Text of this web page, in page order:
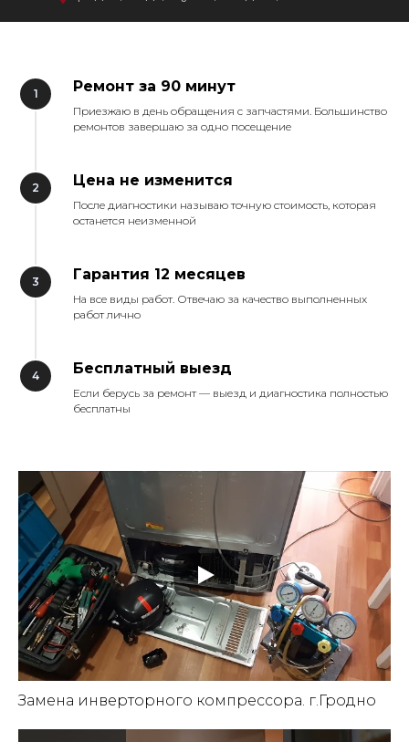
Ремонт за 90 минут
Приезжаю в день обращения с запчастями. Большинство
ремонтов завершаю за одно посещение
Цена не изменится
После диагностики называю точную стоимость, которая
останется неизменной
Гарантия 12 месяцев
На все виды работ. Отвечаю за качество выполненных
работ лично
Бесплатный выезд
Если берусь за ремонт — выезд и диагностика полностью
бесплатны
Замена инверторного компрессора. г.Гродно